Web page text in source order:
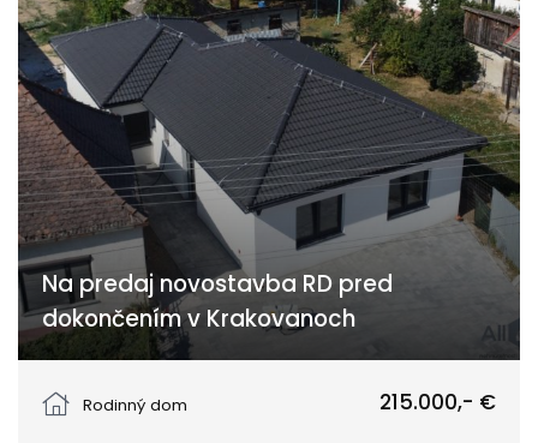
Na predaj novostavba RD pred
dokončením v Krakovanoch
Rodinný dom
215.000,- €